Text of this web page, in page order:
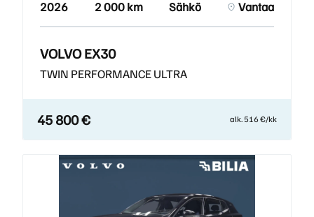
2026 2 000 km Sähkö Vantaa
VOLVO EX30
TWIN PERFORMANCE ULTRA
45 800 € alk. 516 €/kk